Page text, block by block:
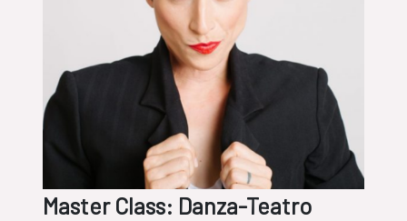
Master Class: Danza-Teatro